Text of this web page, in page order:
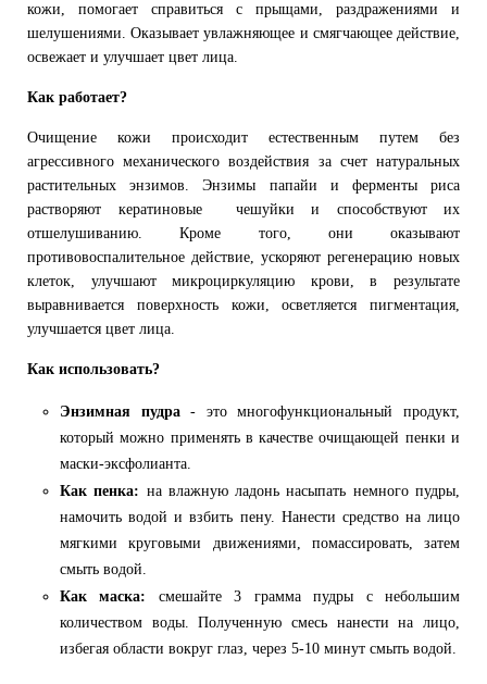
кожи, помогает справиться с прыщами, раздражениями и
шелушениями. Оказывает увлажняющее и смягчающее действие,
освежает и улучшает цвет лица.
Как работает?
Очищение кожи происходит естественным путем без
агрессивного механического воздействия за счет натуральных
растительных энзимов. Энзимы папайи и ферменты риса
растворяют кератиновые чешуйки и способствуют их
отшелушиванию. Кроме того, они оказывают
противовоспалительное действие, ускоряют регенерацию новых
клеток, улучшают микроциркуляцию крови, в результате
выравнивается поверхность кожи, осветляется пигментация,
улучшается цвет лица.
Как использовать?
Энзимная пудра- это многофункциональный продукт,
который можно применять в качестве очищающей пенки и
маски-эксфолианта.
Как пенка: на влажную ладонь насыпать немного пудры,
намочить водой и взбить пену. Нанести средство на лицо
мягкими круговыми движениями, помассировать, затем
смыть водой.
Как маска: смешайте 3 грамма пудры с небольшим
количеством воды. Полученную смесь нанести на лицо,
избегая области вокруг глаз, через 5-10 минут смыть водой.